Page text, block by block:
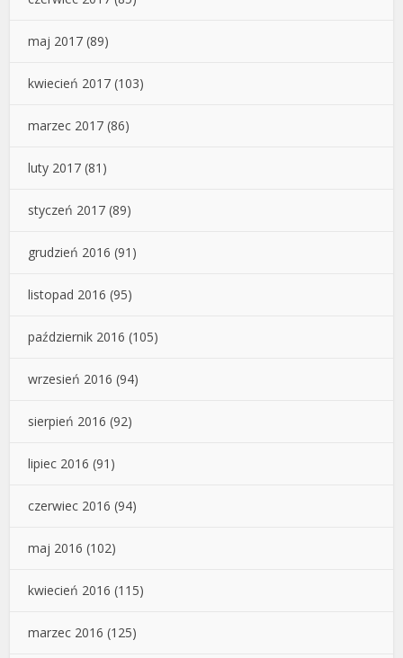
maj 2017 (89)
kwiecień 2017 (103)
marzec 2017 (86)
luty 2017 (81)
styczeń 2017 (89)
grudzień 2016 (91)
listopad 2016 (95)
październik 2016 (105)
wrzesień 2016 (94)
sierpień 2016 (92)
lipiec 2016 (91)
czerwiec 2016 (94)
maj 2016 (102)
kwiecień 2016 (115)
marzec 2016 (125)